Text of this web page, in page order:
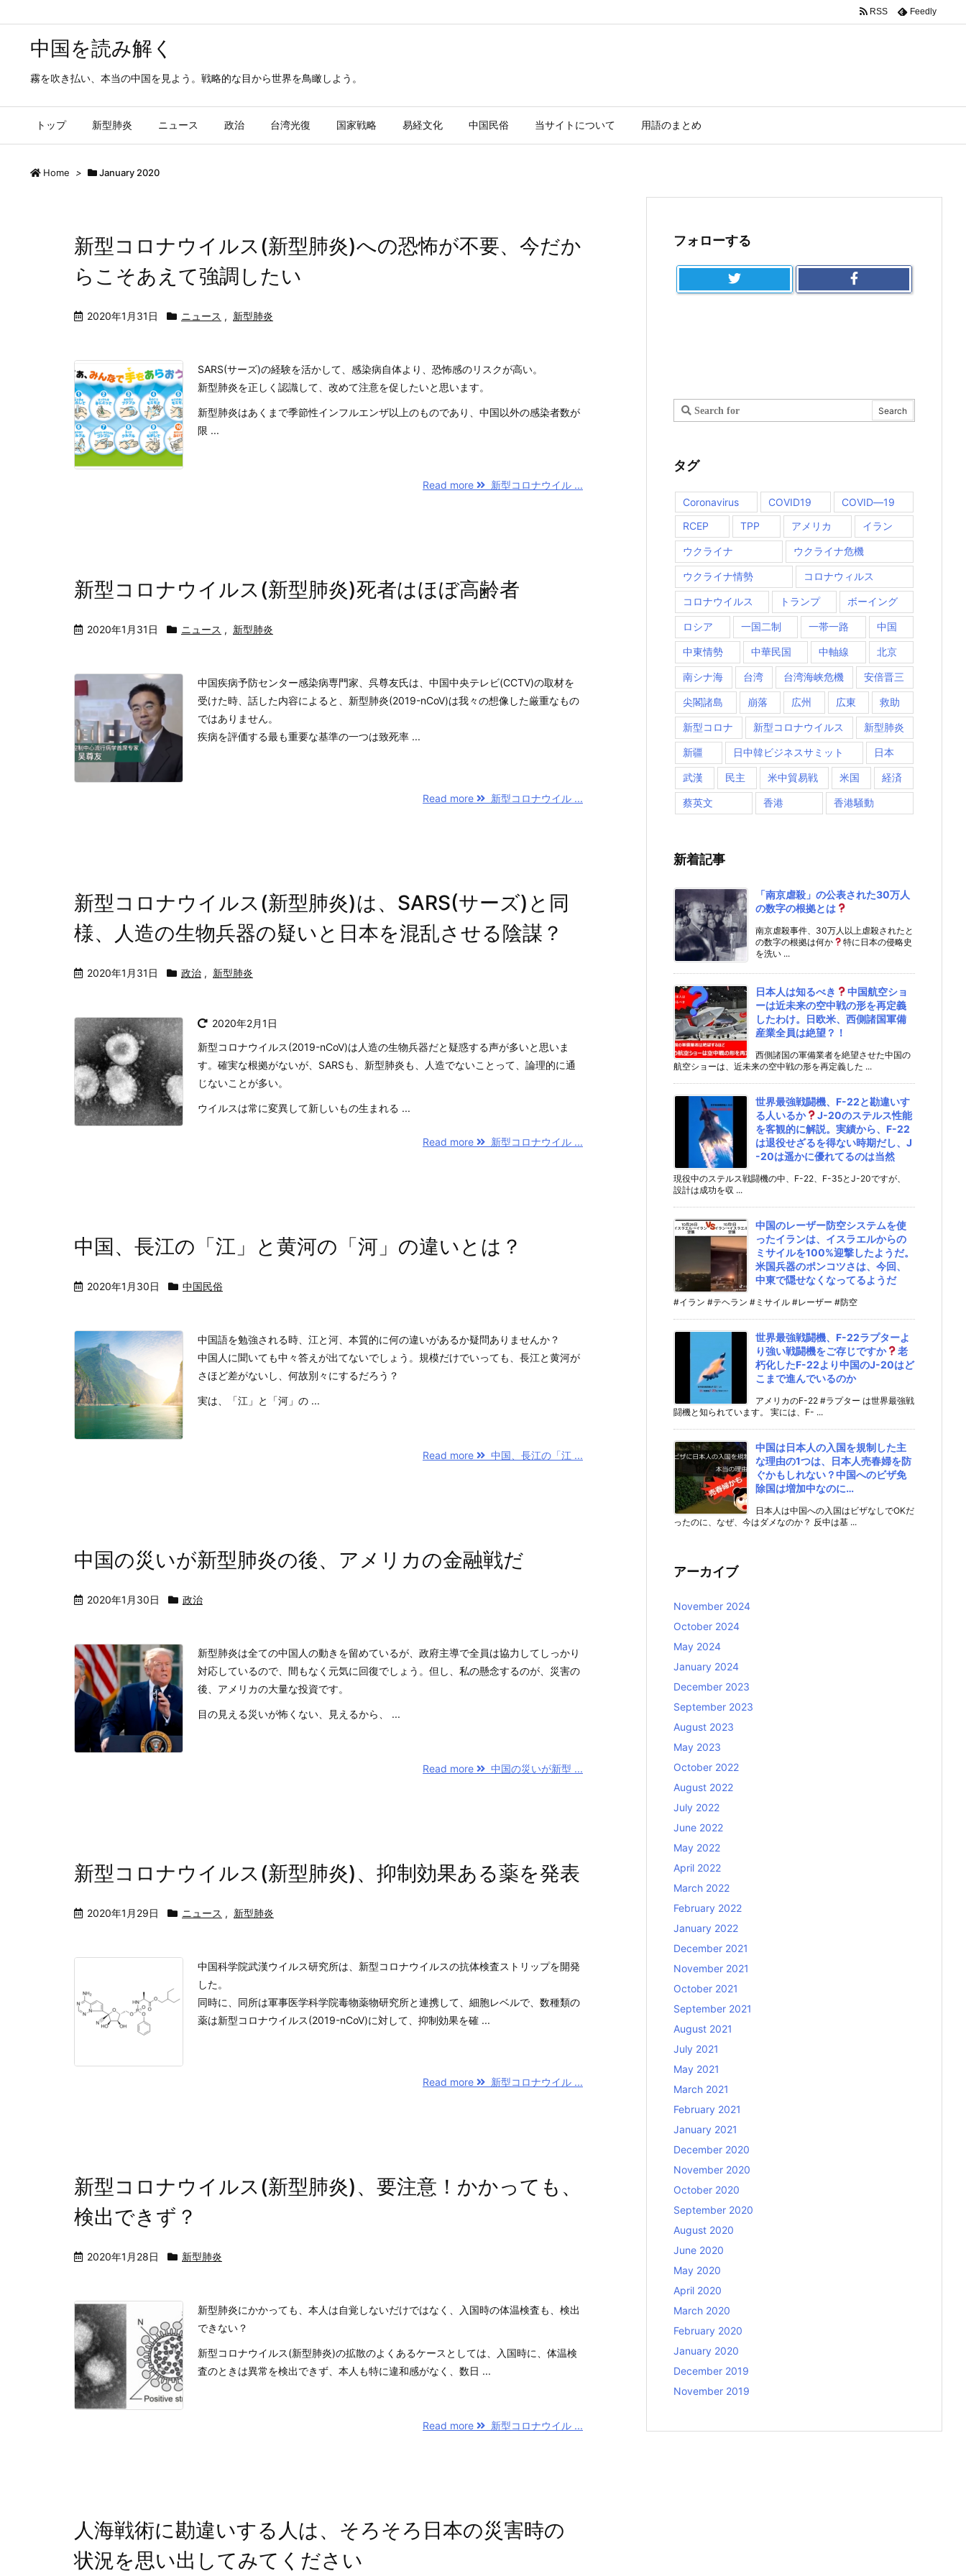
中国を読み解く
霧を吹き払い、本当の中国を見よう。戦略的な目から世界を鳥瞰しよう。
トップ 新型肺炎 ニュース 政治 台湾光復 国家戦略 易経文化 中国民俗 当サイトについて 用語のまとめ
RSS Feedly
Home > January 2020
新型コロナウイルス(新型肺炎)への恐怖が不要、今だか
らこそあえて強調したい
2020年1月31日 ニュース , 新型肺炎
SARS(サーズ)の経験を活かして、感染病自体より、恐怖感のリスクが高い。
新型肺炎を正しく認識して、改めて注意を促したいと思います。
新型肺炎はあくまで季節性インフルエンザ以上のものであり、中国以外の感染者数が
限 ...
Read more 新型コロナウイル ...
新型コロナウイルス(新型肺炎)死者はほぼ高齢者
2020年1月31日 ニュース , 新型肺炎
中国疾病予防センター感染病専門家、呉尊友氏は、中国中央テレビ(CCTV)の取材を
受けた時、話した内容によると、新型肺炎(2019-nCoV)は我々の想像した厳重なもの
ではありません。
疾病を評価する最も重要な基準の一つは致死率 ...
Read more 新型コロナウイル ...
新型コロナウイルス(新型肺炎)は、SARS(サーズ)と同
様、人造の生物兵器の疑いと日本を混乱させる陰謀？
2020年1月31日 政治 , 新型肺炎
2020年2月1日
新型コロナウイルス(2019-nCoV)は人造の生物兵器だと疑惑する声が多いと思いま
す。確実な根拠がないが、SARSも、新型肺炎も、人造でないことって、論理的に通
じないことが多い。
ウイルスは常に変異して新しいもの生まれる ...
Read more 新型コロナウイル ...
中国、長江の「江」と黄河の「河」の違いとは？
2020年1月30日 中国民俗
中国語を勉強される時、江と河、本質的に何の違いがあるか疑問ありませんか？
中国人に聞いても中々答えが出てないでしょう。規模だけでいっても、長江と黄河が
さほど差がないし、何故別々にするだろう？
実は、「江」と「河」の ...
Read more 中国、長江の「江 ...
中国の災いが新型肺炎の後、アメリカの金融戦だ
2020年1月30日 政治
新型肺炎は全ての中国人の動きを留めているが、政府主導で全員は協力してしっかり
対応しているので、間もなく元気に回復でしょう。但し、私の懸念するのが、災害の
後、アメリカの大量な投資です。
目の見える災いが怖くない、見えるから、 ...
Read more 中国の災いが新型 ...
新型コロナウイルス(新型肺炎)、抑制効果ある薬を発表
2020年1月29日 ニュース , 新型肺炎
中国科学院武漢ウイルス研究所は、新型コロナウイルスの抗体検査ストリップを開発
した。
同時に、同所は軍事医学科学院毒物薬物研究所と連携して、細胞レベルで、数種類の
薬は新型コロナウイルス(2019-nCoV)に対して、抑制効果を確 ...
Read more 新型コロナウイル ...
新型コロナウイルス(新型肺炎)、要注意！かかっても、
検出できず？
2020年1月28日 新型肺炎
新型肺炎にかかっても、本人は自覚しないだけではなく、入国時の体温検査も、検出
できない？
新型コロナウイルス(新型肺炎)の拡散のよくあるケースとしては、入国時に、体温検
査のときは異常を検出できず、本人も特に違和感がなく、数日 ...
Read more 新型コロナウイル ...
人海戦術に勘違いする人は、そろそろ日本の災害時の
状況を思い出してみてください
フォローする
タグ
Coronavirus COVID19
COVID―19
RCEP
TPP アメリカ イラン
ウクライナ ウクライナ危機
ウクライナ情勢 コロナウィルス
コロナウイルス トランプ ボーイング
ロシア 一国二制 一帯一路 中国
中東情勢 中華民国 中軸線 北京
南シナ海 台湾 台湾海峡危機 安倍晋三
尖閣諸島 崩落 広州 広東 救助
新型コロナ 新型コロナウイルス 新型肺炎
新疆 日中韓ビジネスサミット 日本
武漢 民主 米中貿易戦 米国 経済
蔡英文 香港 香港騒動
新着記事
「南京虐殺」の公表された30万人
の数字の根拠とは
南京虐殺事件、30万人以上虐殺されたと
の数字の根拠は何か
特に日本の侵略史
を洗い ...
日本人は知るべき
中国航空ショ
ーは近未来の空中戦の形を再定義
したわけ。日欧米、西側諸国軍備
産業全員は絶望？！
西側諸国の軍備業者を絶望させた中国の
航空ショーは、近未来の空中戦の形を再定義した ...
世界最強戦闘機、F-22と勘違いす
る人いるか
J-20のステルス性能
を客観的に解説。実績から、F-22
は退役せざるを得ない時期だし、J
-20は遥かに優れてるのは当然
現役中のステルス戦闘機の中、F-22、F-35とJ-20ですが、
設計は成功を収 ...
中国のレーザー防空システムを使
ったイランは、イスラエルからの
ミサイルを100%迎撃したようだ。
米国兵器のポンコツさは、今回、
中東で隠せなくなってるようだ
#イラン #テヘラン #ミサイル #レーザー #防空
世界最強戦闘機、F-22ラプターよ
り強い戦闘機をご存じですか
老
朽化したF-22より中国のJ-20はど
こまで進んでいるのか
アメリカのF-22 #ラプター は世界最強戦
闘機と知られています。 実には、F- ...
中国は日本人の入国を規制した主
な理由の1つは、日本人売春婦を防
ぐかもしれない？中国へのビザ免
除国は増加中なのに…
日本人は中国への入国はビザなしでOKだ
ったのに、なぜ、今はダメなのか？ 反中は基 ...
アーカイブ
November 2024
October 2024
May 2024
January 2024
December 2023
September 2023
August 2023
May 2023
October 2022
August 2022
July 2022
June 2022
May 2022
April 2022
March 2022
February 2022
January 2022
December 2021
November 2021
October 2021
September 2021
August 2021
July 2021
May 2021
March 2021
February 2021
January 2021
December 2020
November 2020
October 2020
September 2020
August 2020
June 2020
May 2020
April 2020
March 2020
February 2020
January 2020
December 2019
November 2019